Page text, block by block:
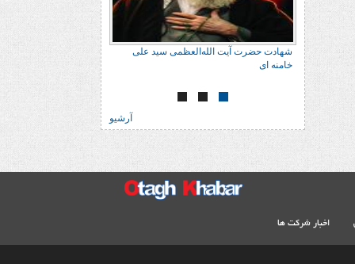
شهادت حضرت آیت
خامنه ای
شهادت حضرت آیت الله‌العظمی سید علی
خامنه ای
آرشیو
اخبار شرکت ها